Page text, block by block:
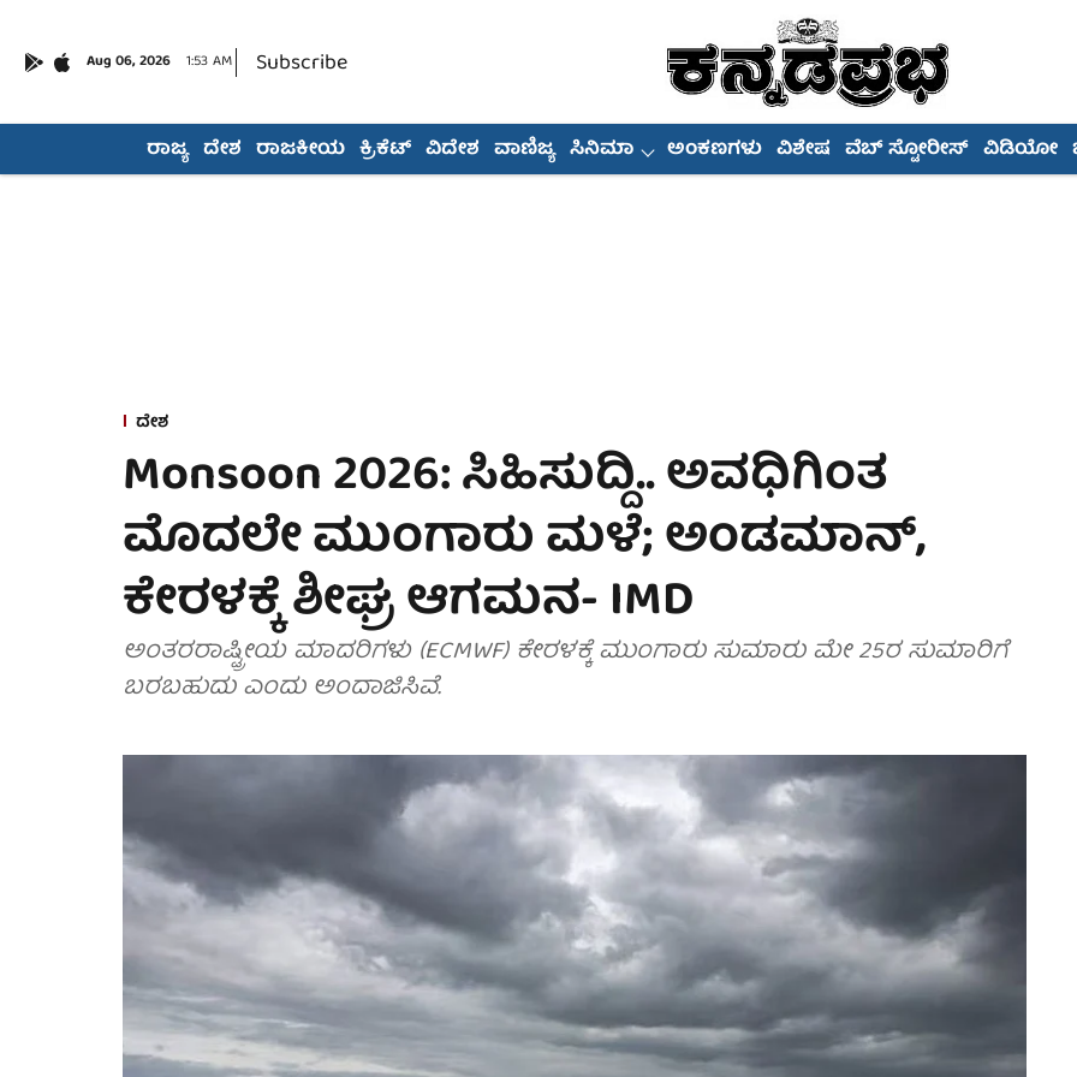
Aug 06, 2026 1:53 AM Subscribe
ರಾಜ್ಯ ದೇಶ ರಾಜಕೀಯ ಕ್ರಿಕೆಟ್ ವಿದೇಶ ವಾಣಿಜ್ಯ ಸಿನಿಮಾ ಅಂಕಣಗಳು ವಿಶೇಷ ವೆಬ್ ಸ್ಟೋರೀಸ್ ವಿಡಿಯೋ
ದೇಶ
Monsoon 2026: ಸಿಹಿಸುದ್ದಿ.. ಅವಧಿಗಿಂತ
ಮೊದಲೇ ಮುಂಗಾರು ಮಳೆ; ಅಂಡಮಾನ್,
ಕೇರಳಕ್ಕೆ ಶೀಘ್ರ ಆಗಮನ- IMD
ಅಂತರರಾಷ್ಟ್ರೀಯ ಮಾದರಿಗಳು (ECMWF) ಕೇರಳಕ್ಕೆ ಮುಂಗಾರು ಸುಮಾರು ಮೇ 25ರ ಸುಮಾರಿಗೆ
ಬರಬಹುದು ಎಂದು ಅಂದಾಜಿಸಿವೆ.